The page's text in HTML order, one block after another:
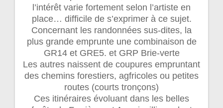
l’intérêt varie fortement selon l’artiste en
place… difficile de s’exprimer à ce sujet.
Concernant les randonnées sus-dites, la
plus grande emprunte une combinaison de
GR14 et GRE5. et GRP Brie-verte
Les autres naissent de coupures empruntant
des chemins forestiers, agfricoles ou petites
routes (courts tronçons)
Ces itinéraires évoluant dans les belles